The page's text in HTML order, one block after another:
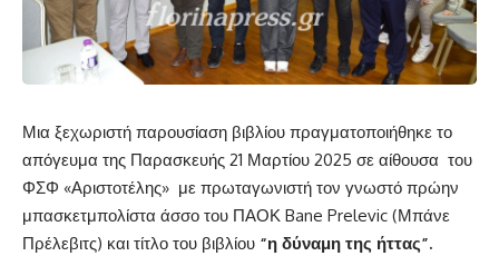
Μια ξεχωριστή παρουσίαση βιβλίου πραγματοποιήθηκε το
απόγευμα της Παρασκευής 21 Μαρτίου 2025 σε αίθουσα του
ΦΣΦ «Αριστοτέλης» με πρωταγωνιστή τον γνωστό πρώην
μπασκετμπολίστα άσσο του ΠΑΟΚ Bane Prelevic (Μπάνε
Πρέλεβιτς) και τίτλο του βιβλίου “η δύναμη της ήττας”.